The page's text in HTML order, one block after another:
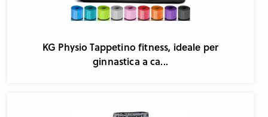
KG Physio Tappetino fitness, ideale per
ginnastica a ca...